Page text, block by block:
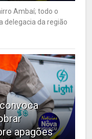
Ambaí; todo o
delegacia da região
apagões